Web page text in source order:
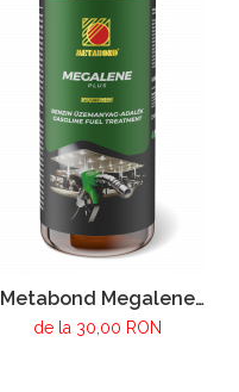
Metabond Megalene
Plus
de la 30,00 RON